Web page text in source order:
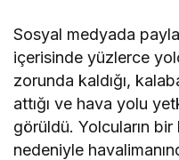
Sosyal medyada
içerisinde yüzlerce
zorunda kaldığı,
attığı ve hava yolu
görüldü. Yolcuların bir
nedeniyle